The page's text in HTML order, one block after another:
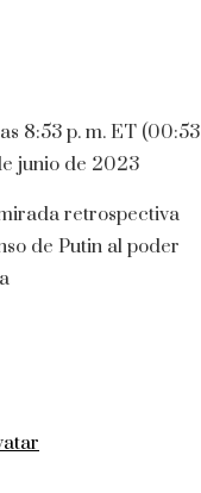
8:53 p. m. ET (00:53
junio de 2023